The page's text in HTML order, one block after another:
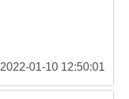
2022-01-10 12:50:01